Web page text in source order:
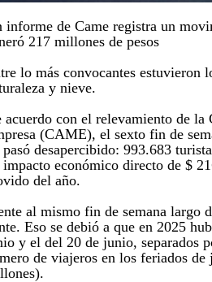
informe de Came registra un
217 millones de pesos
lo más convocantes estuvieron
y nieve.
acuerdo con el relevamiento de
(CAME), el sexto fin de
pasó desapercibido: 993.683
impacto económico directo de $
del año.
al mismo fin de semana largo
Eso se debió a que en 2025
y el del 20 de junio, separados
de viajeros en los feriados